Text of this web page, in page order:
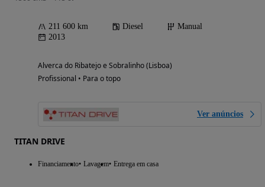
211 600 km Diesel
Manual
2013
Alverca do Ribatejo e Sobralinho (Lisboa)
Profissional • Para o topo
Ver anúncios
TITAN DRIVE
Financiamento Lavagem Entrega em casa